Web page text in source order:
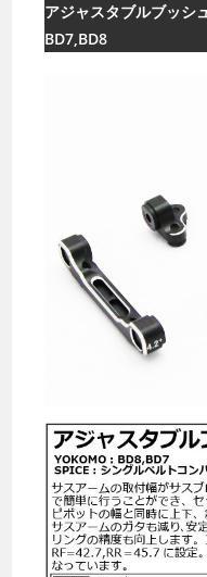
アジャスタブルブッシ
BD7,BD8